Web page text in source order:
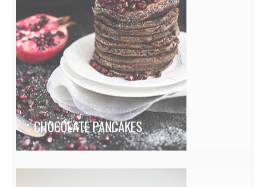
CHOCOLATE PANCAKES